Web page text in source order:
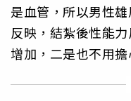
是血管，所以男性
反映，結紮後性能
增加，二是也不用